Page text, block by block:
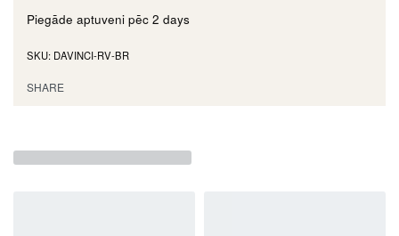
Piegāde aptuveni pēc 2 days
DAVINCI-RV-BR
SHARE